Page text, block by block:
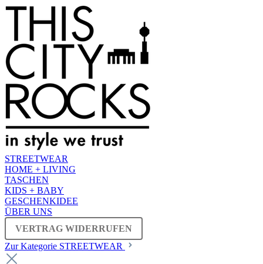
STREETWEAR
HOME + LIVING
TASCHEN
KIDS + BABY
GESCHENKIDEE
ÜBER UNS
VERTRAG WIDERRUFEN
Zur Kategorie STREETWEAR